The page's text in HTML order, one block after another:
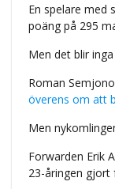
En spelare med
poäng på 295
Men det blir
Roman
överens om att
Men
Forwarden Erik
23-åringen gjort